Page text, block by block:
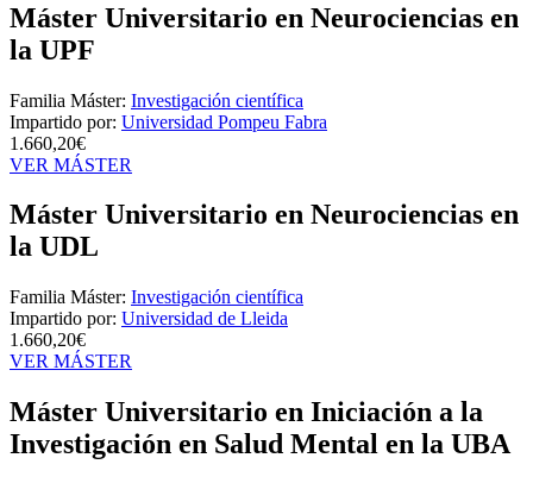
Máster Universitario en Neurociencias en
la UPF
Familia Máster: Investigación científica
Impartido por: Universidad Pompeu Fabra
1.660,20€
VER MÁSTER
Máster Universitario en Neurociencias en
la UDL
Familia Máster: Investigación científica
Impartido por: Universidad de Lleida
1.660,20€
VER MÁSTER
Máster Universitario en Iniciación a la
Investigación en Salud Mental en la UBA